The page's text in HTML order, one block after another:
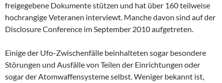
freigegebene Dokumente stützen und hat über 160 teilweise
hochrangige Veteranen interviewt. Manche davon sind auf der
Disclosure Conference im September 2010 aufgetreten.
Einige der Ufo-Zwischenfälle beinhalteten sogar besondere
Störungen und Ausfälle von Teilen der Einrichtungen oder
sogar der Atomwaffensysteme selbst. Weniger bekannt ist,